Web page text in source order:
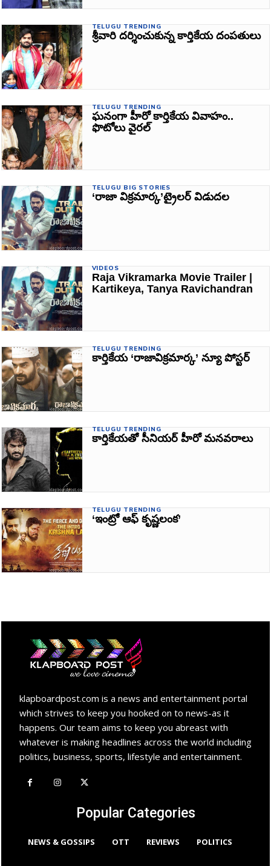
TELUGU TRENDING
శ్రీవారి దర్శించుకున్న కార్తికేయ దంపతులు
TELUGU TRENDING
ఘనంగా హీరో కార్తికేయ వివాహం..
ఫొటోలు వైరల్‌
TELUGU BIG STORIES
‘రాజా విక్రమార్క’ట్రైలర్‌ విడుదల
VIDEOS
Raja Vikramarka Movie Trailer |
Kartikeya, Tanya Ravichandran
TELUGU TRENDING
కార్తికేయ ‘రాజావిక్రమార్క’ న్యూ పోస్టర్‌
TELUGU TRENDING
కార్తికేయతో సీనియర్ హీరో మనవరాలు
TELUGU TRENDING
‘ఇంట్రో ఆఫ్ కృష్ణలంక’
klapboardpost.com is a news and entertainment portal
which strives to keep you hooked on to news-as it
happens. Our team aims to keep you abreast with
whatever is making headlines across the world including
politics, business, sports, lifestyle and entertainment.
Popular Categories
NEWS & GOSSIPS OTT REVIEWS POLITICS